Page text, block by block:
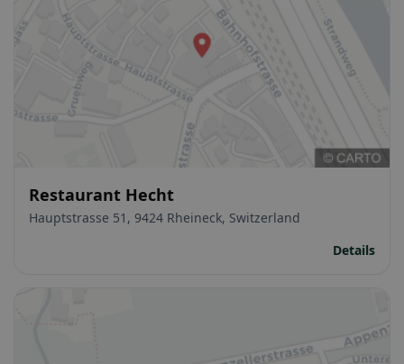
Restaurant Hecht
Hauptstrasse 51, 9424 Rheineck, Switzerland
Details